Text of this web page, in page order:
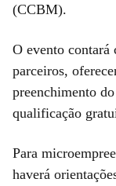
(CCBM).
O evento contará
parceiros,
preenchimento
qualificação
Para
haverá